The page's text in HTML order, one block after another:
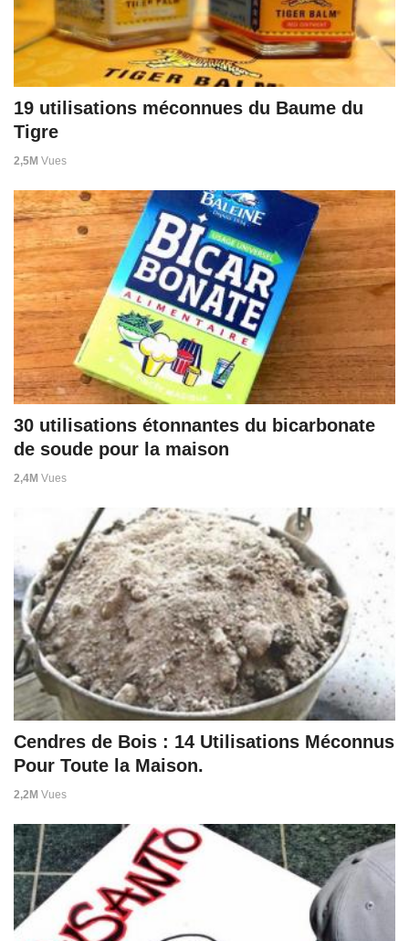
19 utilisations méconnues du Baume du
Tigre
2,5M Vues
30 utilisations étonnantes du bicarbonate
de soude pour la maison
2,4M Vues
Cendres de Bois : 14 Utilisations Méconnus
Pour Toute la Maison.
2,2M Vues